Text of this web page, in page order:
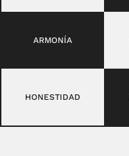
ARMONÍA
HONESTIDAD